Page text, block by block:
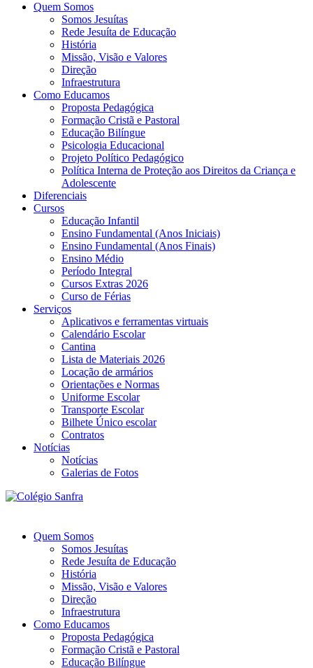
Quem Somos
Somos Jesuítas
Rede Jesuíta de Educação
História
Missão, Visão e Valores
Direção
Infraestrutura
Como Educamos
Proposta Pedagógica
Formação Cristã e Pastoral
Educação Bilíngue
Psicologia Educacional
Projeto Político Pedagógico
Política Interna de Proteção aos Direitos da Criança e
Adolescente
Diferenciais
Cursos
Educação Infantil
Ensino Fundamental (Anos Iniciais)
Ensino Fundamental (Anos Finais)
Ensino Médio
Período Integral
Cursos Extras 2026
Curso de Férias
Serviços
Aplicativos e ferramentas virtuais
Calendário Escolar
Cantina
Lista de Materiais 2026
Locação de armários
Orientações e Normas
Uniforme Escolar
Transporte Escolar
Bilhete Único escolar
Contratos
Notícias
Notícias
Galerias de Fotos
Quem Somos
Somos Jesuítas
Rede Jesuíta de Educação
História
Missão, Visão e Valores
Direção
Infraestrutura
Como Educamos
Proposta Pedagógica
Formação Cristã e Pastoral
Educação Bilíngue